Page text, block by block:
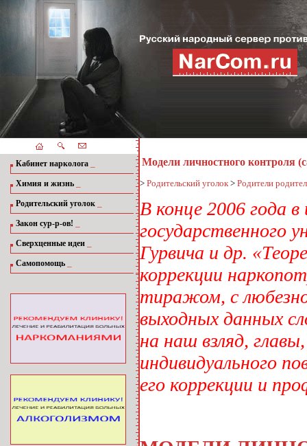
Кабинет нарколога
Химия и жизнь
Родительский уголок
Закон сур-р-ов!
Сверхценные идеи
Самопомощь
Модели личностного контроля
> Родительский уголок> Родители
В конце 2006 года
государственного
Гурвича и др.
коррекции
тиражом, с
выходных данных
на наш взляд,
индивидуального
его коррекции и